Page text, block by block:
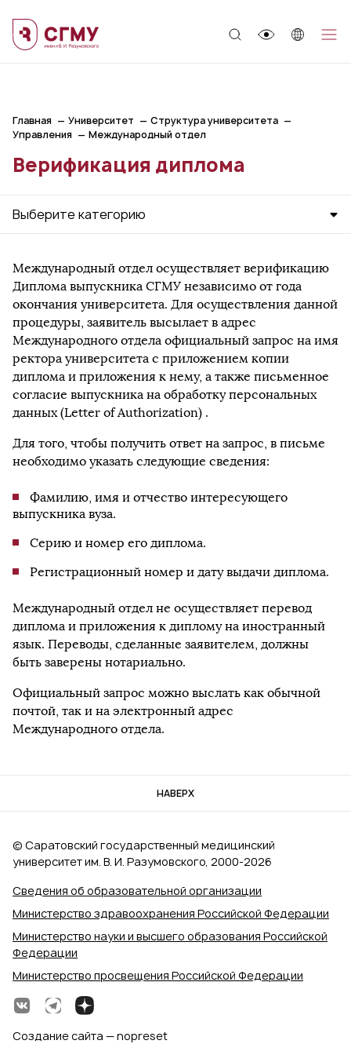
Главная Университет
Структура университета
Управления
Международный отдел
Верификация диплома
Выберите категорию
Международный отдел осуществляет верификацию
Диплома выпускника СГМУ независимо от года
окончания университета. Для осуществления данной
процедуры, заявитель высылает в адрес
Международного отдела официальный запрос на имя
ректора университета с приложением копии
диплома и приложения к нему, а также письменное
согласие выпускника на обработку персональных
данных (Letter of Authorization) .
Для того, чтобы получить ответ на запрос, в письме
необходимо указать следующие сведения:
Фамилию, имя и отчество интересующего
выпускника вуза.
Серию и номер его диплома.
Регистрационный номер и дату выдачи диплома.
Международный отдел не осуществляет перевод
диплома и приложения к диплому на иностранный
язык. Переводы, сделанные заявителем, должны
быть заверены нотариально.
Официальный запрос можно выслать как обычной
почтой, так и на электронный адрес
Международного отдела.
НАВЕРХ
Сведения об образовательной организации
Министерство здравоохранения Российской Федерации
Министерство науки и высшего образования Российской
Федерации
Министерство просвещения Российской Федерации
© Саратовский государственный медицинский
университет им. В. И. Разумовского, 2000‑2026
Создание сайта — nopreset